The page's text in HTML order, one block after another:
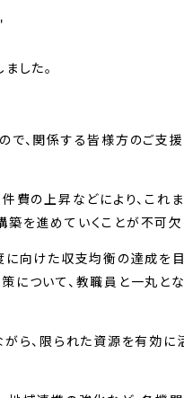
した。
、関係する皆様方のご支援
の上昇などにより、これま
を進めていくことが不可欠
向けた収支均衡の達成を
について、教職員と一丸と
ら、限られた資源を有効